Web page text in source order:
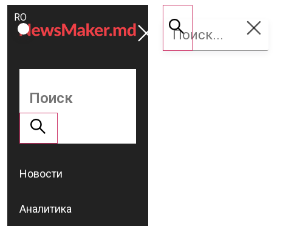
ROMÂNĂ
RU
Поддержать
NM
Новости
Аналитика